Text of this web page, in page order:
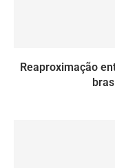
Reaproximação